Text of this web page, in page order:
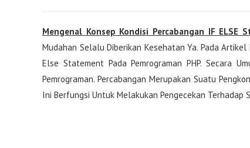
Mengenal Konsep Kondisi Percabangan IF ELSE
Mudahan Selalu Diberikan Kesehatan Ya. Pada
Else Statement Pada Pemrograman PHP. Secara
Pemrograman. Percabangan Merupakan Suatu
Ini Berfungsi Untuk Melakukan Pengecekan